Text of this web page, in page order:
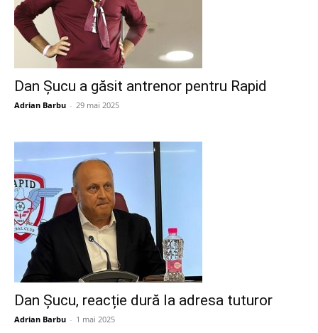
Dan Șucu a găsit antrenor pentru Rapid
Adrian Barbu - 29 mai 2025
Dan Șucu, reacție dură la adresa tuturor
Adrian Barbu - 1 mai 2025